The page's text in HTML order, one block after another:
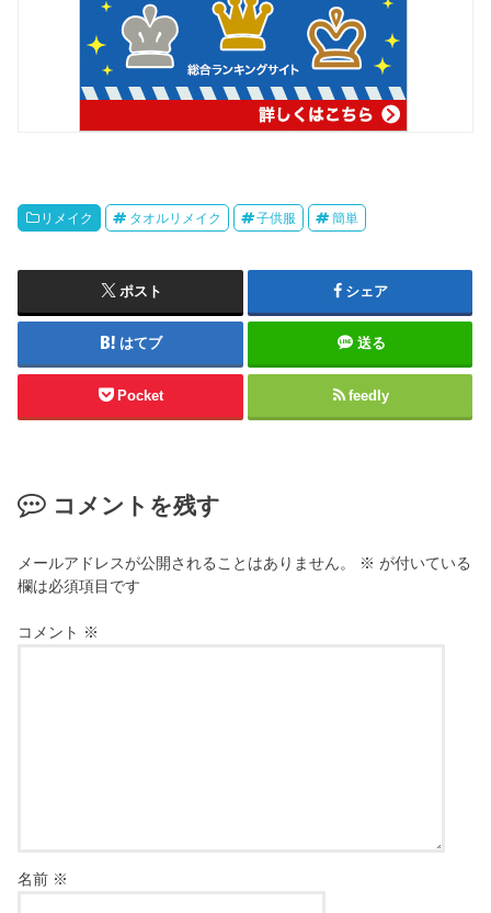
リメイク タオルリメイク 子供服 簡単
ポスト シェア
はてブ 送る
Pocket feedly
コメントを残す
メールアドレスが公開されることはありません。 ※ が付いている
欄は必須項目です
コメント ※
名前 ※